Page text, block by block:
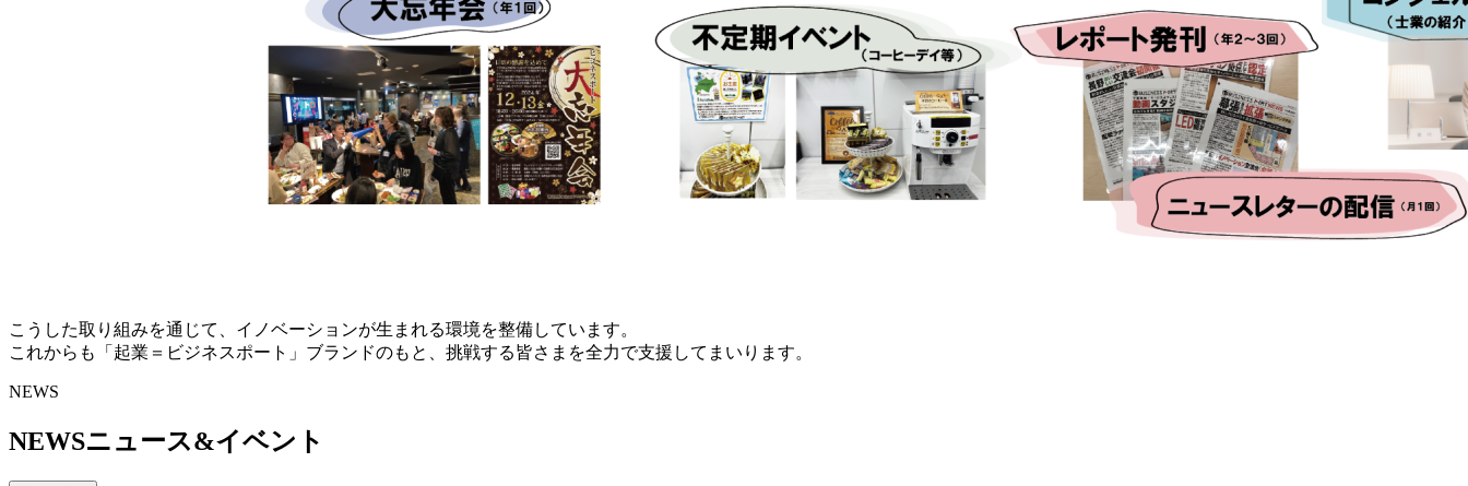
こうした取り組みを通じて、イノベーションが生まれる環境を整備しています。
これからも「起業＝ビジネスポート」ブランドのもと、挑戦する皆さまを全力で支援してまいります。
NEWS
NEWSニュース&イベント